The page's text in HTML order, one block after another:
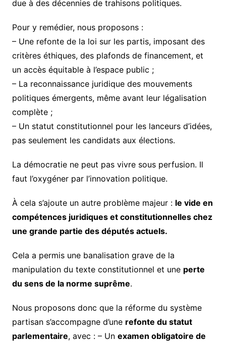
due à des décennies de trahisons politiques.
Pour y remédier, nous proposons :
– Une refonte de la loi sur les partis, imposant des
critères éthiques, des plafonds de financement, et
un accès équitable à l’espace public ;
– La reconnaissance juridique des mouvements
politiques émergents, même avant leur légalisation
complète ;
– Un statut constitutionnel pour les lanceurs d’idées,
pas seulement les candidats aux élections.
La démocratie ne peut pas vivre sous perfusion. Il
faut l’oxygéner par l’innovation politique.
À cela s’ajoute un autre problème majeur : le vide en
compétences juridiques et constitutionnelles chez
une grande partie des députés actuels.
Cela a permis une banalisation grave de la
manipulation du texte constitutionnel et une perte
du sens de la norme suprême.
Nous proposons donc que la réforme du système
partisan s’accompagne d’une refonte du statut
parlementaire, avec : – Un examen obligatoire de